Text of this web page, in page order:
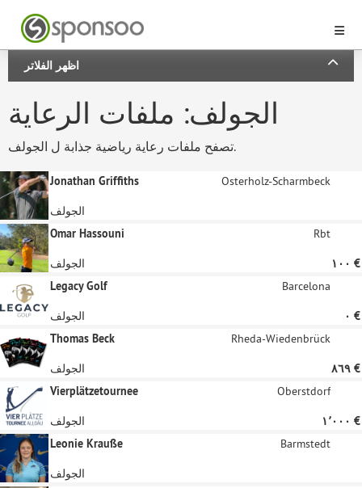
اظهر الفلاتر
الجولف: ملفات الرعاية
تصفح ملفات رعاية رياضية جذابة ل الجولف.
Jonathan Griffiths Osterholz-Scharmbeck
الجولف
Omar Hassouni
Rbt
الجولف
‏١٠٠ €
Legacy Golf
Barcelona
الجولف
‏٠ €
Thomas Beck
Rheda-Wiedenbrück
الجولف
‏٨٦٩ €
Vierplätzetournee
Oberstdorf
الجولف
‏١٬٠٠٠ €
Leonie Krauße
Barmstedt
الجولف